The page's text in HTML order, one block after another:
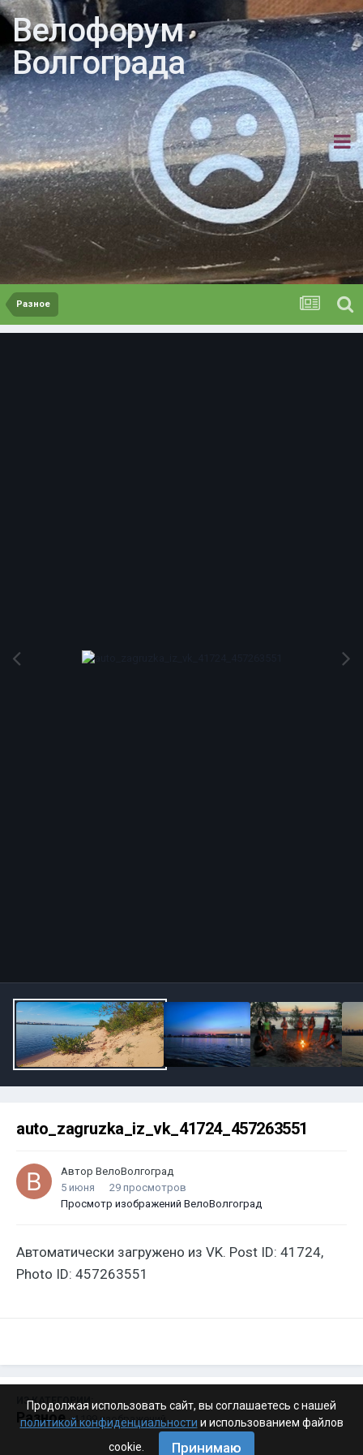
Велофорум
Волгограда
Разное
auto_zagruzka_iz_vk_41724_457263551
Автор ВелоВолгоград
5 июня
29 просмотров
Просмотр изображений ВелоВолгоград
Автоматически загружено из VK. Post ID: 41724,
Photo ID: 457263551
ИЗ КАТЕГОРИИ:
Разное · 4 199 изображений
Продолжая использовать сайт, вы соглашаетесь с нашей
политикой конфиденциальности и использованием файлов
cookie.
Принимаю